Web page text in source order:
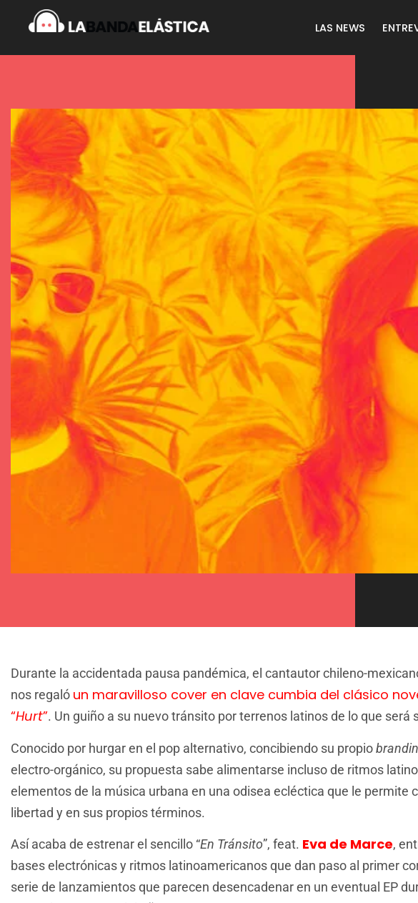
LAS NEWS
Durante la accidentada pausa pandémica, el cantautor chileno-
nos regaló un maravilloso cover en clave cumbia del clásico
“Hurt”. Un guiño a su nuevo tránsito por terrenos latinos de lo que será
Conocido por hurgar en el pop alternativo, concibiendo su propio
electro-orgánico, su propuesta sabe alimentarse incluso de ritmos
elementos de la música urbana en una odisea ecléctica que le permite
libertad y en sus propios términos.
Así acaba de estrenar el sencillo “En Tránsito”, feat. Eva de Marce,
bases electrónicas y ritmos latinoamericanos que dan paso al primer
serie de lanzamientos que parecen desencadenar en un eventual EP